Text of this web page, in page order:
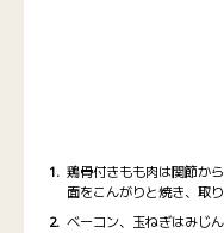
鶏骨付きもも肉は関節か
面をこんがりと焼き、取
ベーコン、玉ねぎはみじん